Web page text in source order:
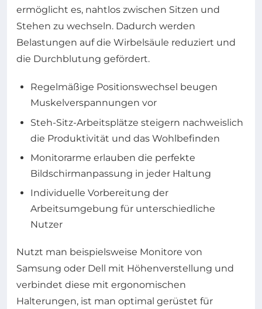
ermöglicht es, nahtlos zwischen Sitzen und
Stehen zu wechseln. Dadurch werden
Belastungen auf die Wirbelsäule reduziert und
die Durchblutung gefördert.
Regelmäßige Positionswechsel beugen
Muskelverspannungen vor
Steh-Sitz-Arbeitsplätze steigern nachweislich
die Produktivität und das Wohlbefinden
Monitorarme erlauben die perfekte
Bildschirmanpassung in jeder Haltung
Individuelle Vorbereitung der
Arbeitsumgebung für unterschiedliche
Nutzer
Nutzt man beispielsweise Monitore von
Samsung oder Dell mit Höhenverstellung und
verbindet diese mit ergonomischen
Halterungen, ist man optimal gerüstet für